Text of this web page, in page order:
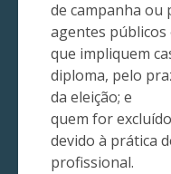
de campanha ou
agentes públicos
que impliquem
diploma, pelo
da eleição; e
quem for
devido à prática
profissional.